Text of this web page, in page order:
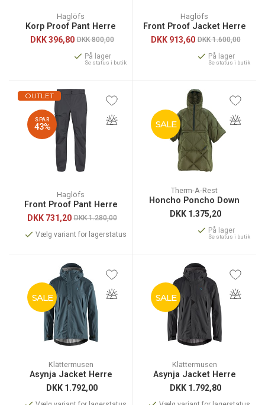
Haglöfs
Korp Proof Pant Herre
DKK396,80 DKK 800,00
På lager
Se status i butik
Haglöfs
Front Proof Jacket Herre
DKK913,60 DKK 1.600,00
På lager
Se status i butik
OUTLET
SPAR
43%
Haglöfs
Front Proof Pant Herre
DKK731,20 DKK 1.280,00
Vælg variant for lagerstatus
SALE
Therm-A-Rest
Honcho Poncho Down
DKK 1.375,20
På lager
Se status i butik
SALE
Klättermusen
Asynja Jacket Herre
DKK 1.792,00
SALE
Klättermusen
Asynja Jacket Herre
DKK 1.792,80